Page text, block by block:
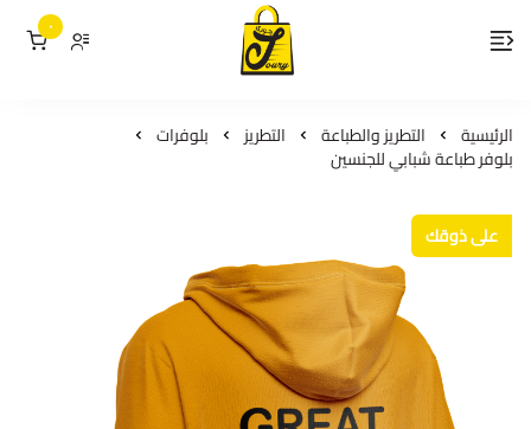
لمسات جوري
٠
الرئيسية التطريز والطباعة التطريز بلوفرات
بلوفر طباعة شبابي للجنسين
على ذوقك